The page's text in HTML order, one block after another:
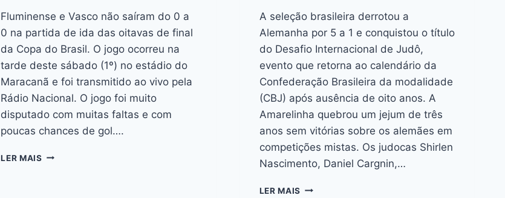
Fluminense e Vasco não saíram do 0 a
0 na partida de ida das oitavas de final
da Copa do Brasil. O jogo ocorreu na
tarde deste sábado (1º) no estádio do
Maracanã e foi transmitido ao vivo pela
Rádio Nacional. O jogo foi muito
disputado com muitas faltas e com
poucas chances de gol….
LER MAIS
A seleção brasileira derrotou a
Alemanha por 5 a 1 e conquistou o título
do Desafio Internacional de Judô,
evento que retorna ao calendário da
Confederação Brasileira da modalidade
(CBJ) após ausência de oito anos. A
Amarelinha quebrou um jejum de três
anos sem vitórias sobre os alemães em
competições mistas. Os judocas Shirlen
Nascimento, Daniel Cargnin,…
LER MAIS